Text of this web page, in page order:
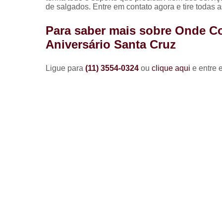
de salgados. Entre em contato agora e tire todas
Para saber mais sobre Onde
Aniversário Santa Cruz
Ligue para (11) 3554-0324 ou clique aqui e entre